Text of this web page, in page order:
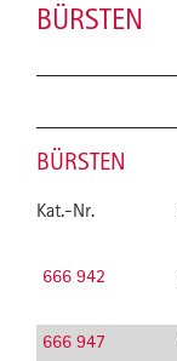
BÜRSTEN
BÜRSTEN
Kat.-Nr.
666 942
666 947